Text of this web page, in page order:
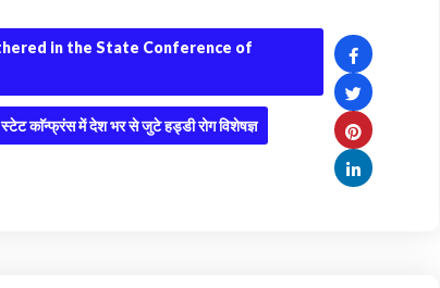
in the State Conference of
काॅन्फ्रंस में देश भर से जुटे हड्डी रोग विशेषज्ञ